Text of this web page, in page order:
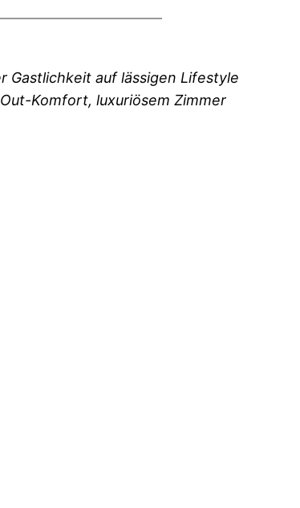
Gastlichkeit auf lässigen Lifestyle
Komfort, luxuriösem Zimmer